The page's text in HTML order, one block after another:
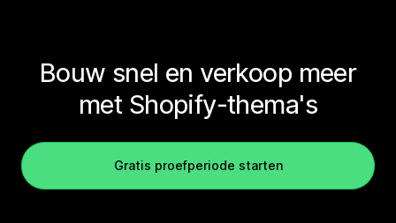
Bouw snel en verkoop meer
met Shopify-thema's
Gratis proefperiode starten